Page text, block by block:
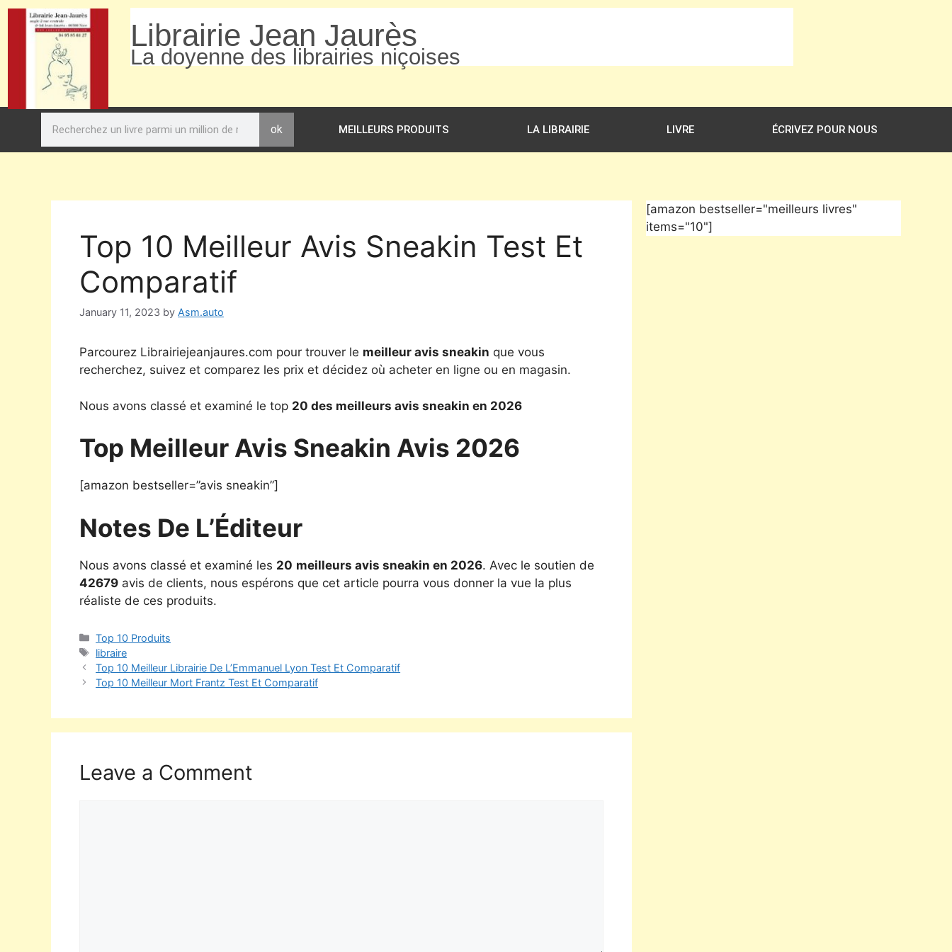
Librairie Jean Jaurès
La doyenne des librairies niçoises
ok MEILLEURS PRODUITS LA LIBRAIRIE LIVRE ÉCRIVEZ POUR NOUS
Top 10 Meilleur Avis Sneakin Test Et
Comparatif
January 11, 2023 by Asm.auto
Parcourez Librairiejeanjaures.com pour trouver le meilleur avis sneakin que vous
recherchez, suivez et comparez les prix et décidez où acheter en ligne ou en magasin.
Nous avons classé et examiné le top 20 des meilleurs avis sneakin en 2026
Top Meilleur Avis Sneakin Avis 2026
[amazon bestseller=”avis sneakin”]
Notes De L’Éditeur
Nous avons classé et examiné les 20 meilleurs avis sneakin en 2026. Avec le soutien de
42679 avis de clients, nous espérons que cet article pourra vous donner la vue la plus
réaliste de ces produits.
Top 10 Produits
libraire
Top 10 Meilleur Librairie De L’Emmanuel Lyon Test Et Comparatif
Top 10 Meilleur Mort Frantz Test Et Comparatif
Leave a Comment
[amazon bestseller="meilleurs livres"
items="10"]